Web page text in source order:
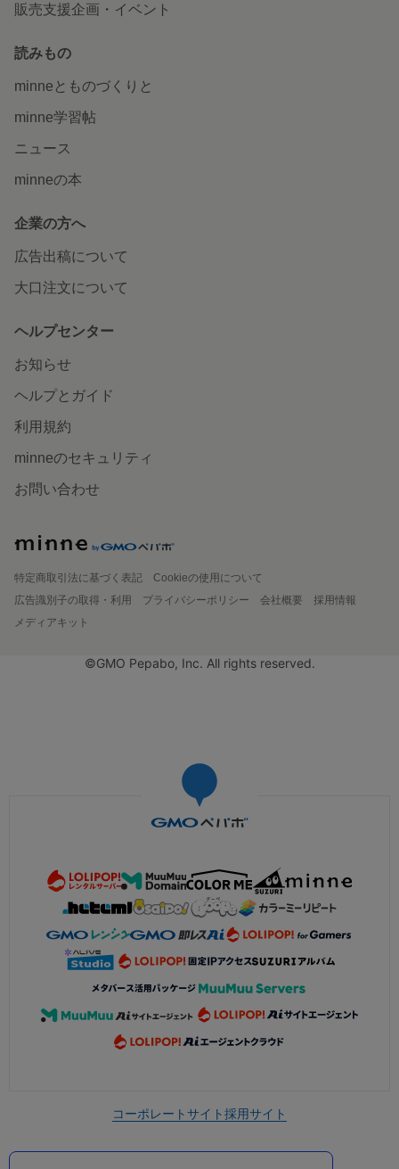
販売支援企画・イベント
読みもの
minneとものづくりと
minne学習帖
ニュース
minneの本
企業の方へ
広告出稿について
大口注文について
ヘルプセンター
お知らせ
ヘルプとガイド
利用規約
minneのセキュリティ
お問い合わせ
特定商取引法に基づく表記
Cookieの使用について
広告識別子の取得・利用
プライバシーポリシー 会社概要
採用情報
メディアキット
©GMO Pepabo, Inc. All rights reserved.
コーポレートサイト採用サイト